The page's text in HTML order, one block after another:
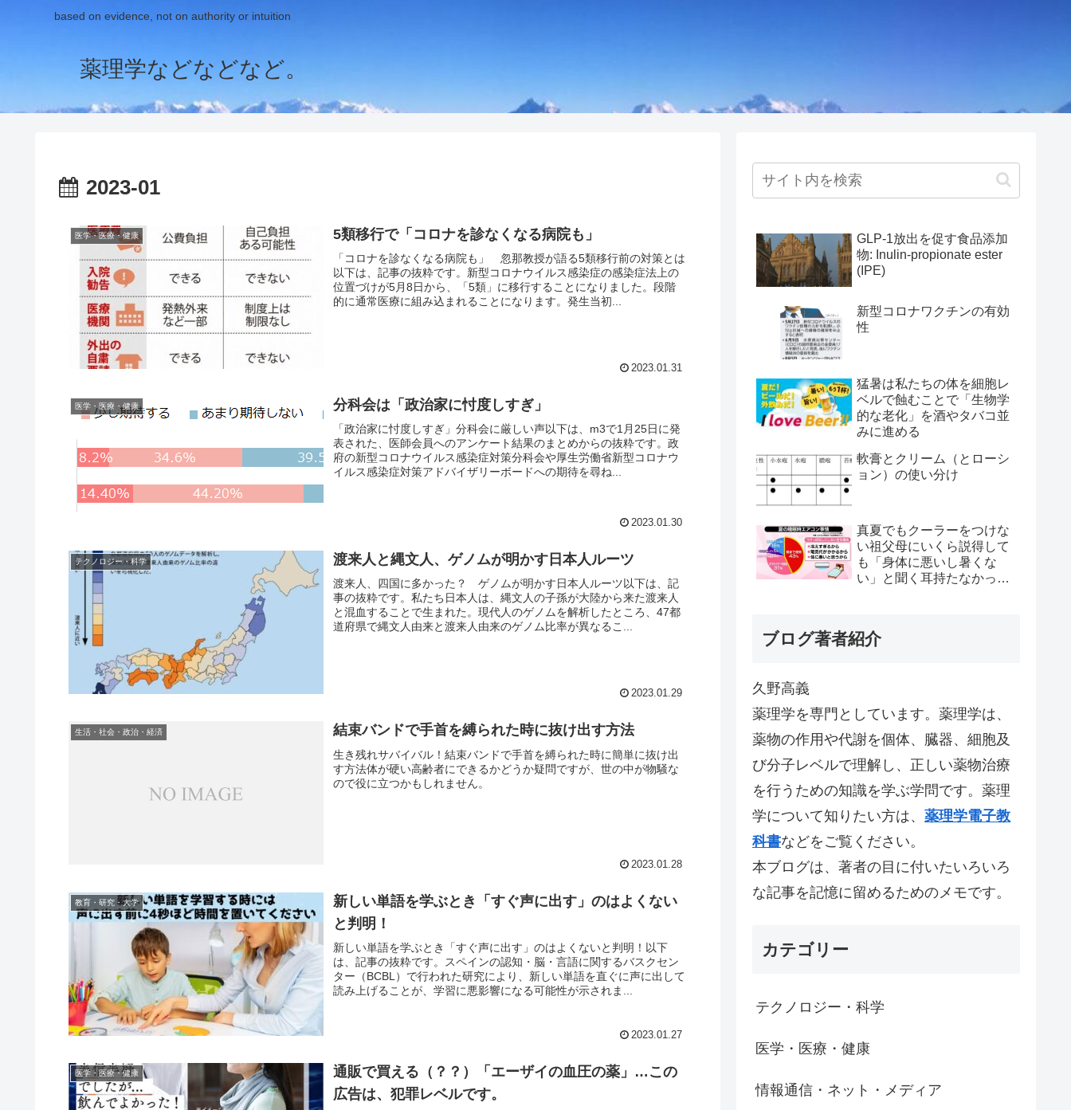
based on evidence, not on authority or intuition
薬理学などなどなど。
2023-01
医学・医療・健康 5類移行で「コロナを診なくなる病院も」
「コロナを診なくなる病院も」 忽那教授が語る5類移行前の対策とは
以下は、記事の抜粋です。新型コロナウイルス感染症の感染症法上の
位置づけが5月8日から、「5類」に移行することになりました。段階
的に通常医療に組み込まれることになります。発生当初...
2023.01.31
医学・医療・健康 分科会は「政治家に忖度しすぎ」
「政治家に忖度しすぎ」分科会に厳しい声以下は、m3で1月25日に発
表された、医師会員へのアンケート結果のまとめからの抜粋です。政
府の新型コロナウイルス感染症対策分科会や厚生労働省新型コロナウ
イルス感染症対策アドバイザリーボードへの期待を尋ね...
2023.01.30
テクノロジー・科学 渡来人と縄文人、ゲノムが明かす日本人ルーツ
渡来人、四国に多かった？ ゲノムが明かす日本人ルーツ以下は、記
事の抜粋です。私たち日本人は、縄文人の子孫が大陸から来た渡来人
と混血することで生まれた。現代人のゲノムを解析したところ、47都
道府県で縄文人由来と渡来人由来のゲノム比率が異なるこ...
2023.01.29
生活・社会・政治・経済 結束バンドで手首を縛られた時に抜け出す方法
生き残れサバイバル！結束バンドで手首を縛られた時に簡単に抜け出
す方法体が硬い高齢者にできるかどうか疑問ですが、世の中が物騒な
ので役に立つかもしれません。
2023.01.28
教育・研究・大学
新しい単語を学ぶとき「すぐ声に出す」のはよくない
と判明！
新しい単語を学ぶとき「すぐ声に出す」のはよくないと判明！以下
は、記事の抜粋です。スペインの認知・脳・言語に関するバスクセン
ター（BCBL）で行われた研究により、新しい単語を直ぐに声に出して
読み上げることが、学習に悪影響になる可能性が示されま...
2023.01.27
医学・医療・健康
通販で買える（？？）「エーザイの血圧の薬」…この
広告は、犯罪レベルです。
GLP-1放出を促す食品添加
物: Inulin-propionate ester
(IPE)
新型コロナワクチンの有効
性
猛暑は私たちの体を細胞レ
ベルで蝕むことで「生物学
的な老化」を酒やタバコ並
みに進める
軟膏とクリーム（とローシ
ョン）の使い分け
真夏でもクーラーをつけな
い祖父母にいくら説得して
も「身体に悪いし暑くな
い」と聞く耳持たなかった
ブログ著者紹介
久野高義
薬理学を専門としています。薬理学は、
薬物の作用や代謝を個体、臓器、細胞及
び分子レベルで理解し、正しい薬物治療
を行うための知識を学ぶ学問です。薬理
学について知りたい方は、 薬理学電子教
科書などをご覧ください。
本ブログは、著者の目に付いたいろいろ
な記事を記憶に留めるためのメモです。
カテゴリー
テクノロジー・科学
医学・医療・健康
情報通信・ネット・メディア